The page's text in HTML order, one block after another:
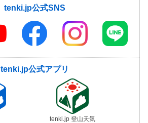
tenki.jp公式SNS
tenki.jp公式アプリ
tenki.jp 登山天気